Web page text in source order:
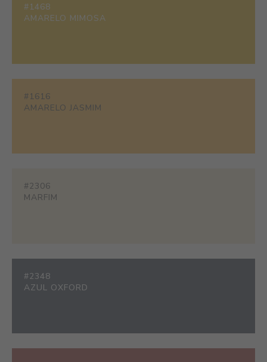
#1468
AMARELO MIMOSA
#1616
AMARELO JASMIM
#2306
MARFIM
#2348
AZUL OXFORD